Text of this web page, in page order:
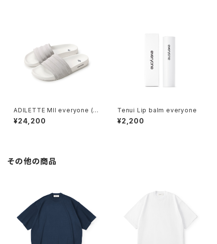
ADILETTE MII everyone (W
HITE)
¥24,200
Tenui Lip balm everyone
¥2,200
その他の商品